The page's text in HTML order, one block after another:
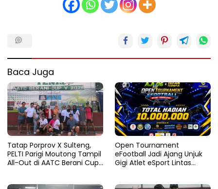
Baca Juga
Tatap Porprov X Sulteng,
PELTI Parigi Moutong Tampil
All-Out di AATC Berani Cup
Open Tournament
eFootball Jadi Ajang Unjuk
Gigi Atlet eSport Lintas